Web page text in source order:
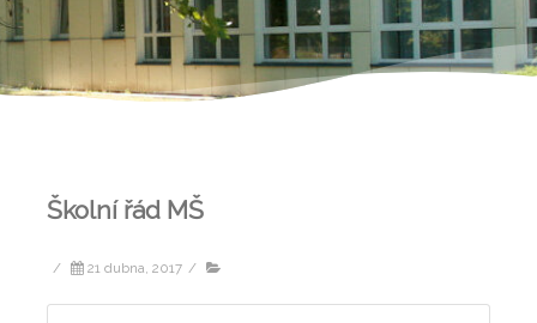
Školní řád MŠ
/ 21 dubna, 2017 /